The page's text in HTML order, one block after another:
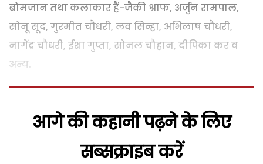
बोमजान तथा कलाकार हैं-जैकी श्राफ, अर्जुन रामपाल,
सोनू सूद, गुरमीत चौधरी, लव सिन्हा, अभिलाष चौधरी,
नागेंद्र चौधरी, ईशा गुप्ता, सोनल चौहान, दीपिका कर व
अन्य.
आगे की कहानी पढ़ने के लिए
सब्सक्राइब करें